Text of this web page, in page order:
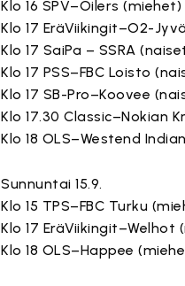
Klo 16 SPV–Oilers (miehet)
Klo 17 EräViikingit–O2-
Klo 17 SaiPa – SSRA
Klo 17 PSS–FBC Loisto
Klo 17 SB-Pro–Koovee
Klo 17.30 Classic–Nokian
Klo 18 OLS–Westend
Sunnuntai 15.9.
Klo 15 TPS–FBC Turku
Klo 17 EräViikingit–Welhot
Klo 18 OLS–Happee